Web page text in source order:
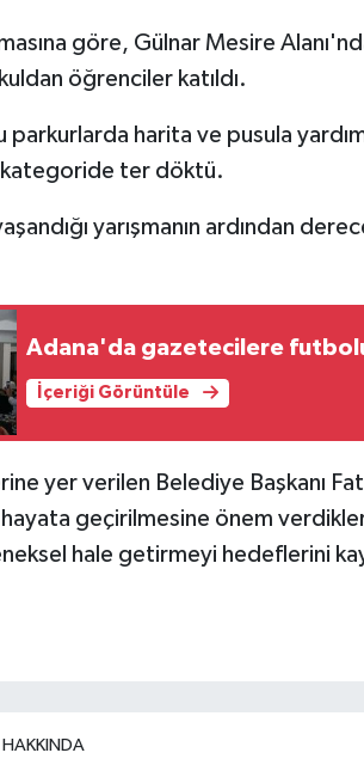
göre, Gülnar Mesire
öğrenciler katıldı.
parkurlarda harita ve pusula
kategoride ter döktü.
yarışmanın ardından
Adana'da gazetecilere
İçeriği Görüntüle
yer verilen Belediye Başkanı
geçirilmesine önem
hale getirmeyi hedeflerini
HAKKINDA